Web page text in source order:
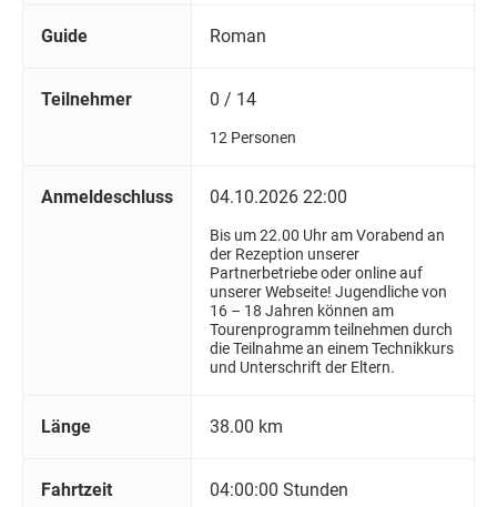
Guide Roman
Teilnehmer 0 / 14
12 Personen
Anmeldeschluss 04.10.2026 22:00
Bis um 22.00 Uhr am Vorabend an
der Rezeption unserer
Partnerbetriebe oder online auf
unserer Webseite! Jugendliche von
16 – 18 Jahren können am
Tourenprogramm teilnehmen durch
die Teilnahme an einem Technikkurs
und Unterschrift der Eltern.
Länge 38.00 km
Fahrtzeit 04:00:00 Stunden